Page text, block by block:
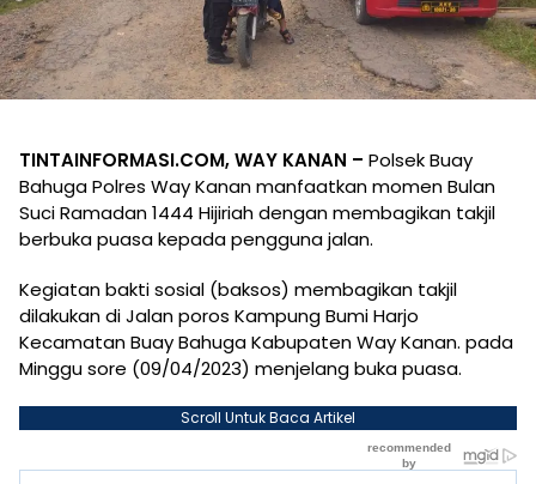
TINTAINFORMASI.COM, WAY KANAN – Polsek Buay
Bahuga Polres Way Kanan manfaatkan momen Bulan
Suci Ramadan 1444 Hijiriah dengan membagikan takjil
berbuka puasa kepada pengguna jalan.
Kegiatan bakti sosial (baksos) membagikan takjil
dilakukan di Jalan poros Kampung Bumi Harjo
Kecamatan Buay Bahuga Kabupaten Way Kanan. pada
Minggu sore (09/04/2023) menjelang buka puasa.
Scroll Untuk Baca Artikel